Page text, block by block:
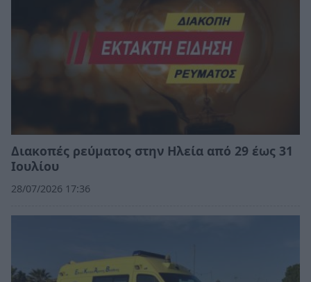
Διακοπές ρεύματος στην Ηλεία από 29 έως 31
Ιουλίου
28/07/2026 17:36